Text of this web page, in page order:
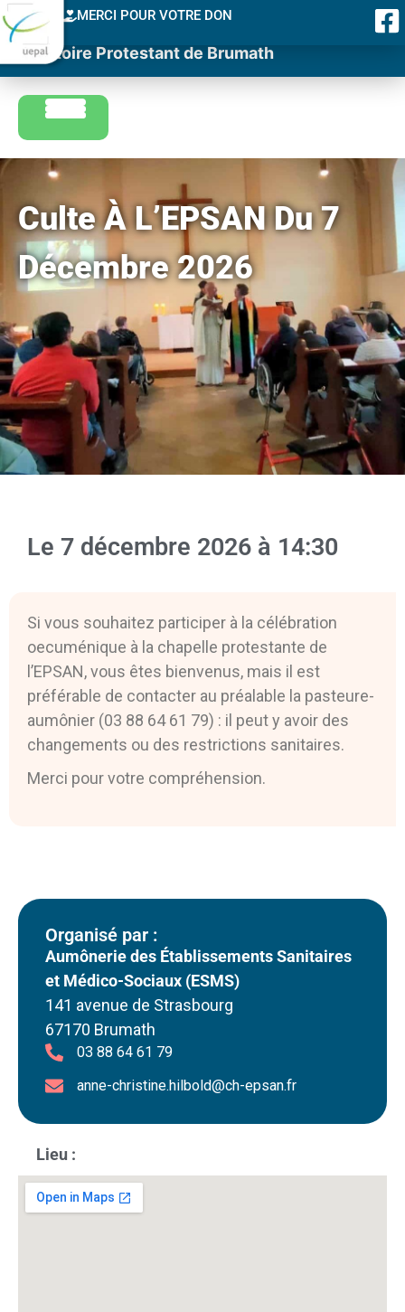
MERCI POUR VOTRE DON
Consistoire Protestant de Brumath
Culte À L’EPSAN Du 7
Décembre 2026
Le 7 décembre 2026 à 14:30
Si vous souhaitez participer à la célébration
oecuménique à la chapelle protestante de
l’EPSAN, vous êtes bienvenus, mais il est
préférable de contacter au préalable la pasteure-
aumônier (03 88 64 61 79) : il peut y avoir des
changements ou des restrictions sanitaires.
Merci pour votre compréhension.
Organisé par :
Aumônerie des Établissements Sanitaires
et Médico-Sociaux (ESMS)
141 avenue de Strasbourg
67170 Brumath
03 88 64 61 79
anne-christine.hilbold@ch-epsan.fr
Lieu :